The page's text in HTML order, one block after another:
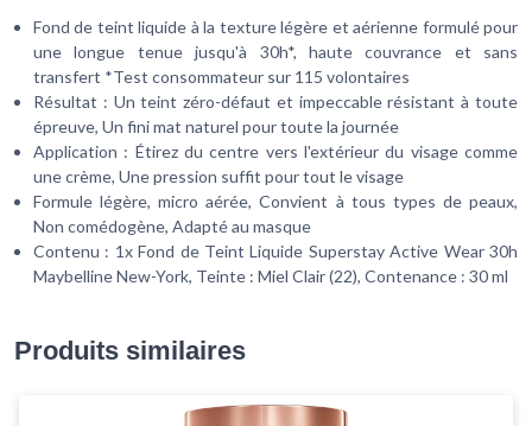
Fond de teint liquide à la texture légère et aérienne formulé pour
une longue tenue jusqu'à 30h*, haute couvrance et sans
transfert *Test consommateur sur 115 volontaires
Résultat : Un teint zéro-défaut et impeccable résistant à toute
épreuve, Un fini mat naturel pour toute la journée
Application : Étirez du centre vers l'extérieur du visage comme
une crème, Une pression suffit pour tout le visage
Formule légère, micro aérée, Convient à tous types de peaux,
Non comédogène, Adapté au masque
Contenu : 1x Fond de Teint Liquide Superstay Active Wear 30h
Maybelline New-York, Teinte : Miel Clair (22), Contenance : 30 ml
Produits similaires